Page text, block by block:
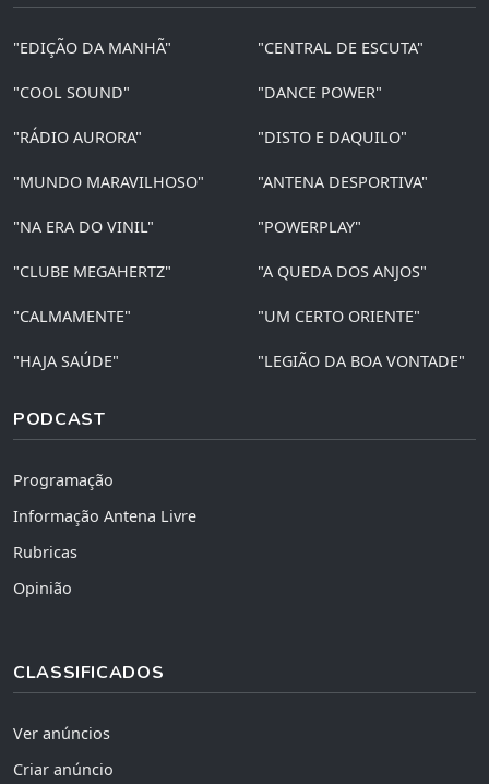
"EDIÇÃO DA MANHÃ" "CENTRAL DE ESCUTA"
"COOL SOUND" "DANCE POWER"
"RÁDIO AURORA" "DISTO E DAQUILO"
"MUNDO MARAVILHOSO" "ANTENA DESPORTIVA"
"NA ERA DO VINIL" "POWERPLAY"
"CLUBE MEGAHERTZ" "A QUEDA DOS ANJOS"
"CALMAMENTE" "UM CERTO ORIENTE"
"HAJA SAÚDE" "LEGIÃO DA BOA VONTADE"
PODCAST
Programação
Informação Antena Livre
Rubricas
Opinião
CLASSIFICADOS
Ver anúncios
Criar anúncio